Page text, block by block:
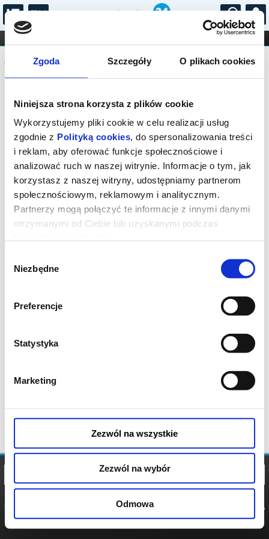
Zgoda Szczegóły O plikach cookies
Niniejsza strona korzysta z plików cookie
Wykorzystujemy pliki cookie w celu realizacji usług
zgodnie z Polityką cookies, do spersonalizowania treści
i reklam, aby oferować funkcje społecznościowe i
analizować ruch w naszej witrynie. Informacje o tym, jak
korzystasz z naszej witryny, udostępniamy partnerom
społecznościowym, reklamowym i analitycznym.
Partnerzy mogą połączyć te informacje z innymi danymi
otrzymanymi od Ciebie lub uzyskanymi podczas
zgody
Niezbędne
Preferencje
Statystyka
Marketing
Zezwól na wszystkie
Zezwól na wybór
Odmowa
...
FILHARMONIA OPERA I BALET
STAND-UP
DLA DZIECI
Komunikat
Sprzedaż on-line została zakończona,
sprawdź dostępność biletów w kasach
instytucji.
POLITYKA
POLITYKA